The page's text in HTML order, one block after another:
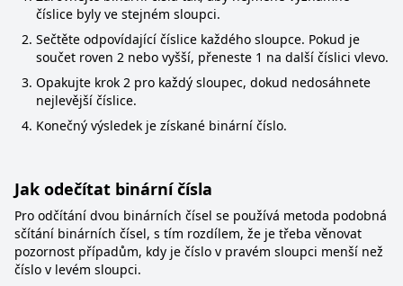
číslice byly ve stejném sloupci.
Sečtěte odpovídající číslice každého sloupce. Pokud je
součet roven 2 nebo vyšší, přeneste 1 na další číslici vlevo.
Opakujte krok 2 pro každý sloupec, dokud nedosáhnete
nejlevější číslice.
Konečný výsledek je získané binární číslo.
Jak odečítat binární čísla
Pro odčítání dvou binárních čísel se používá metoda podobná
sčítání binárních čísel, s tím rozdílem, že je třeba věnovat
pozornost případům, kdy je číslo v pravém sloupci menší než
číslo v levém sloupci.